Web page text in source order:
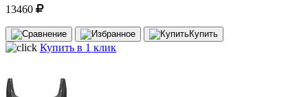
13460
Купить
Купить в 1 клик